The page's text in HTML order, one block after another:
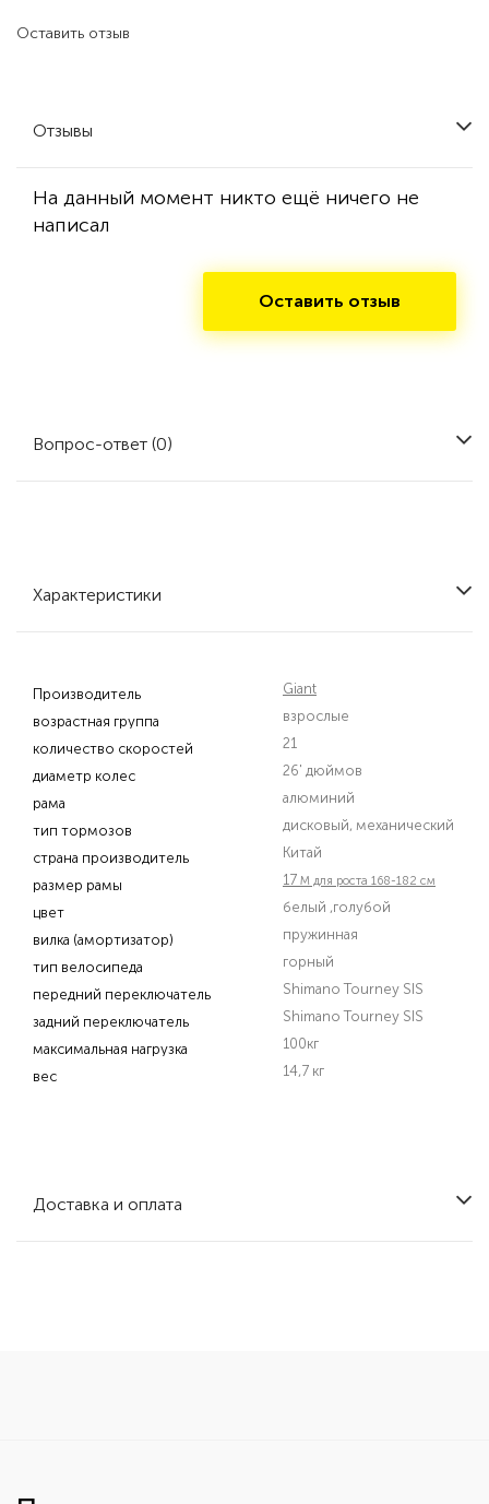
Оставить отзыв
Отзывы
На данный момент никто ещё ничего не
написал
Оставить отзыв
Вопрос-ответ (0)
Характеристики
Производитель
Giant
возрастная группа
взрослые
количество скоростей
21
диаметр колес
26' дюймов
рама
алюминий
тип тормозов
дисковый, механический
страна производитель
Китай
размер рамы
17 M для роста 168-182 см
цвет белый ,голубой
вилка (амортизатор)
пружинная
тип велосипеда
горный
передний переключатель
Shimano Tourney SIS
задний переключатель
Shimano Tourney SIS
максимальная нагрузка
100кг
вес
14,7 кг
Доставка и оплата